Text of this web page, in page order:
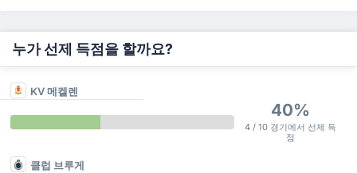
누가 선제 득점을 할까요?
KV 메켈렌
40%
4 / 10 경기에서 선제 득
점
클럽 브루게